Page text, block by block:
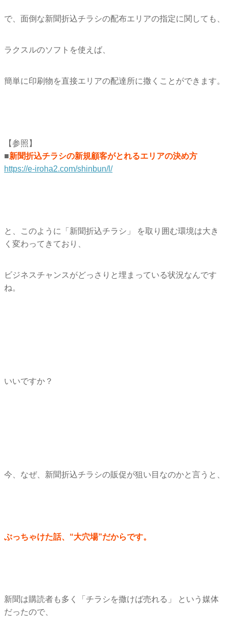
で、面倒な新聞折込チラシの配布エリアの指定に関しても、
ラクスルのソフトを使えば、
簡単に印刷物を直接エリアの配達所に撒くことができます。
【参照】
■新聞折込チラシの新規顧客がとれるエリアの決め方
https://e-iroha2.com/shinbun/l/
と、このように「新聞折込チラシ」 を取り囲む環境は大き
く変わってきており、
ビジネスチャンスがどっさりと埋まっている状況なんです
ね。
いいですか？
今、なぜ、新聞折込チラシの販促が狙い目なのかと言うと、
ぶっちゃけた話、“大穴場”だからです。
新聞は購読者も多く「チラシを撒けば売れる」 という媒体
だったので、